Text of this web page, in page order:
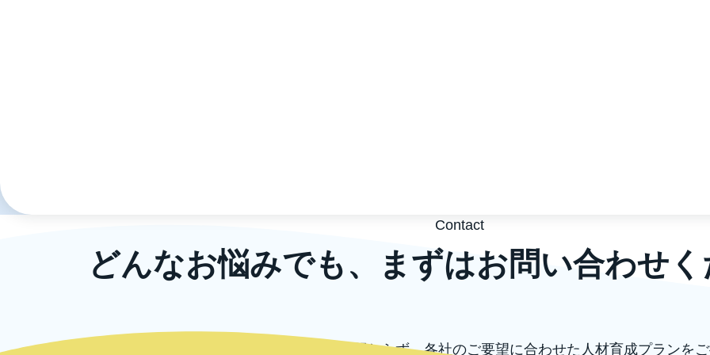
どんなお悩みでも、まずはお問い合わせ
Contact
ニッコンでは、企業規模の大小や業種に関わらず、各社のご要望に合わせた人材育成プランを